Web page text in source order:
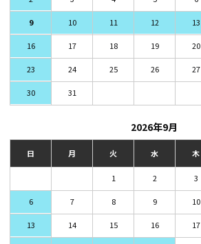
9 10 11 12 13
16 17 18 19 20
23 24 25 26 27
30 31
2026年9月
日 月 火 水 木
1 2 3
6 7 8 9 10
13 14 15 16 17